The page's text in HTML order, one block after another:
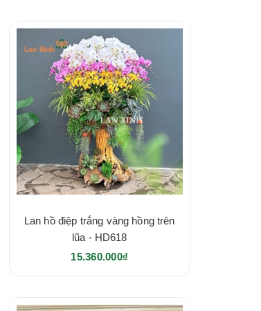
Lan hồ điệp trắng vàng hồng trên
lũa - HD618
15.360.000₫